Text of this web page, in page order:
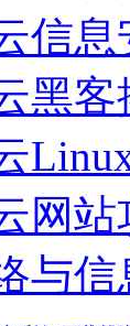
信
黑
网
与